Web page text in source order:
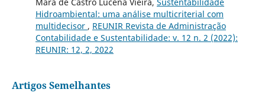
Hidroambiental: uma análise multicriterial com
multidecisor , REUNIR Revista de Administração
Contabilidade e Sustentabilidade: v. 12 n. 2 (2022):
REUNIR: 12, 2, 2022
Artigos Semelhantes